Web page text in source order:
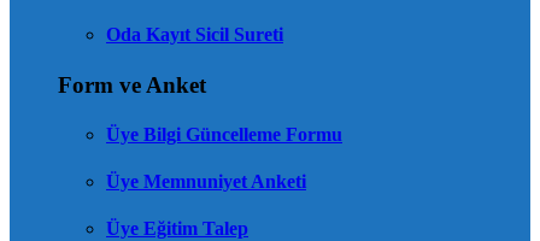
Oda Kayıt Sicil Sureti
Form ve Anket
Üye Bilgi Güncelleme Formu
Üye Memnuniyet Anketi
Üye Eğitim Talep